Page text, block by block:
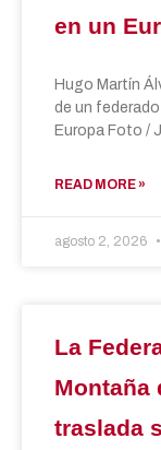
en un
Hugo Martín
de un
Europa Foto /
READ MORE »
agosto 2, 2026
La
Montaña
traslada